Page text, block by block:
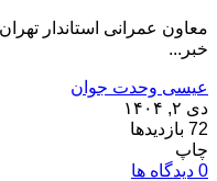
خبر...
عیسی وحدت جوان
دی ۲, ۱۴۰۴
72 بازدیدها
چاپ
0 دیدگاه ها